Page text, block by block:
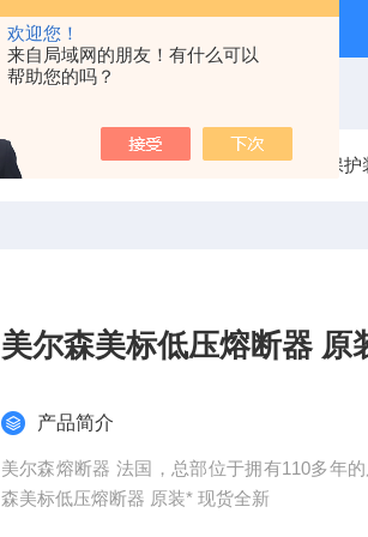
欢迎您！
来自局域网的朋友！有什么可以
帮助您的吗？
当前位置：首页 产品中心 电气保护
美尔森美标低压熔断器 原
产品简介
美尔森熔断器 法国，总部位于拥有110多年
森美标低压熔断器 原装* 现货全新